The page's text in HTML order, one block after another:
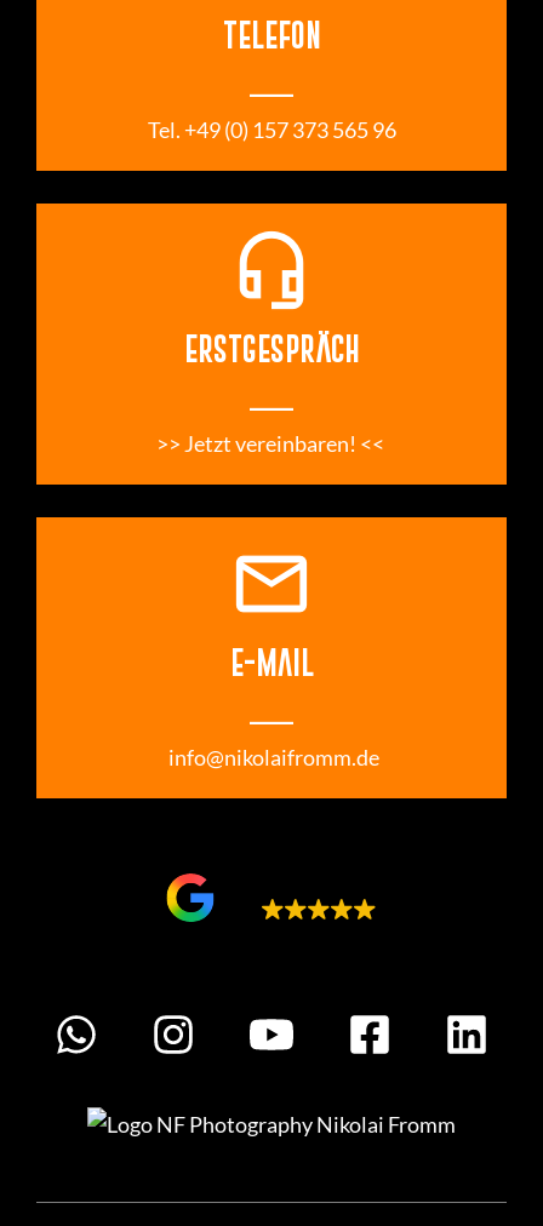
TELEFON
Tel. +49 (0) 157 373 565 96
headset_mic
ERSTGESPRÄCH
>> Jetzt vereinbaren! <<
email
E-MAIL
info@nikolaifromm.de